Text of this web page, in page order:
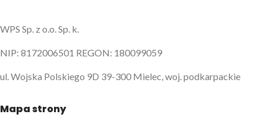
WPS Sp. z o.o. Sp. k.
NIP: 8172006501 REGON: 180099059
ul. Wojska Polskiego 9D 39-300 Mielec, woj. podkarpackie
Mapa strony